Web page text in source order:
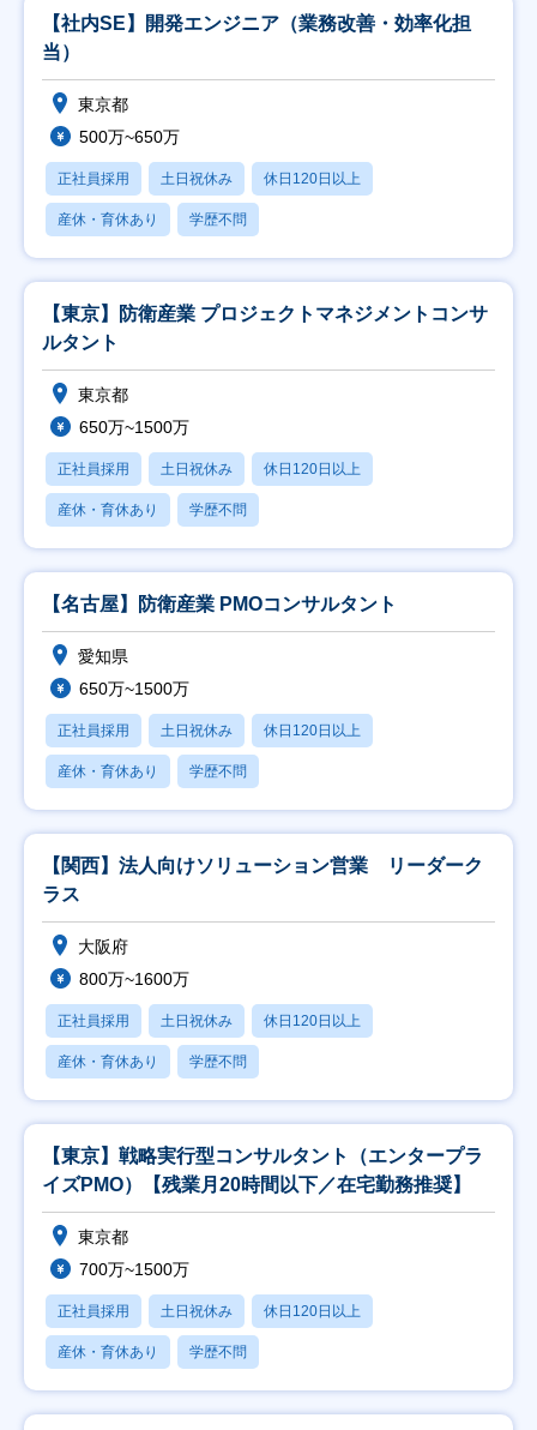
【社内SE】開発エンジニア（業務改善・効率化担
当）
東京都
500万~650万
正社員採用 土日祝休み 休日120日以上
産休・育休あり 学歴不問
【東京】防衛産業 プロジェクトマネジメントコンサ
ルタント
東京都
650万~1500万
正社員採用 土日祝休み 休日120日以上
産休・育休あり 学歴不問
【名古屋】防衛産業 PMOコンサルタント
愛知県
650万~1500万
正社員採用 土日祝休み 休日120日以上
産休・育休あり 学歴不問
【関西】法人向けソリューション営業 リーダーク
ラス
大阪府
800万~1600万
正社員採用 土日祝休み 休日120日以上
産休・育休あり 学歴不問
【東京】戦略実行型コンサルタント（エンタープラ
イズPMO）【残業月20時間以下／在宅勤務推奨】
東京都
700万~1500万
正社員採用 土日祝休み 休日120日以上
産休・育休あり 学歴不問